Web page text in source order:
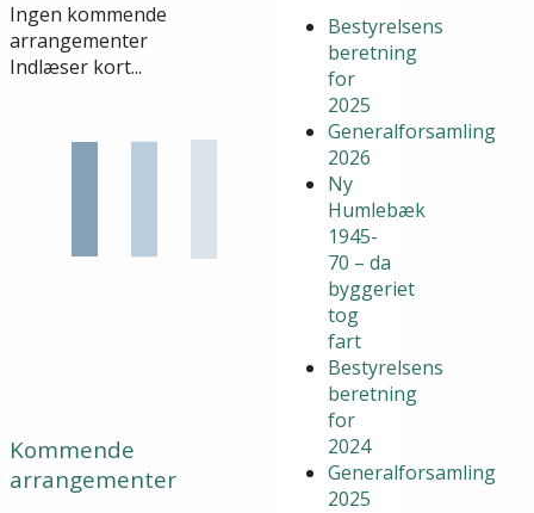
Bestyrelsens
beretning
for
2025
Generalforsamling
2026
Ny
Humlebæk
1945-
70 – da
byggeriet
tog
fart
Bestyrelsens
beretning
for
2024
Generalforsamling
2025
Ingen kommende
arrangementer
Indlæser kort...
Kommende
arrangementer